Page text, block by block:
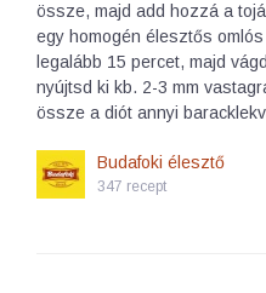
össze, majd add hozzá a
egy homogén élesztős
legalább 15 percet, majd
nyújtsd ki kb. 2-3 mm
össze a diót annyi
Budafoki élesztő
347 recept